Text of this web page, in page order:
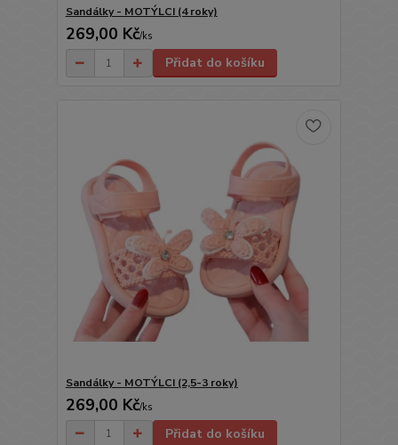
Sandálky - MOTÝLCI (4 roky)
269,00 Kč/ks
Přidat do košíku
Sandálky - MOTÝLCI (2,5-3 roky)
269,00 Kč/ks
Přidat do košíku